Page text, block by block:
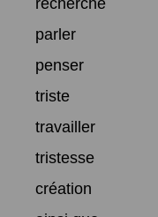
recherche
parler
penser
triste
travailler
tristesse
création